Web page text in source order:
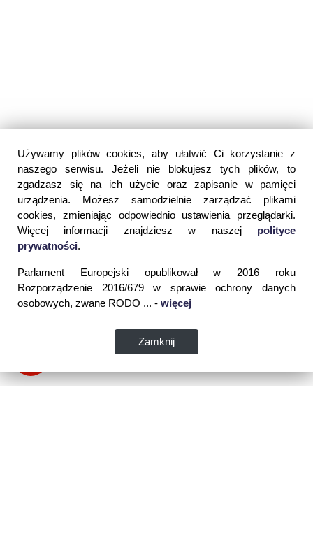
Używamy plików cookies, aby ułatwić Ci korzystanie z
naszego serwisu. Jeżeli nie blokujesz tych plików, to
zgadzasz się na ich użycie oraz zapisanie w pamięci
urządzenia. Możesz samodzielnie zarządzać plikami
cookies, zmieniając odpowiednio ustawienia przeglądarki.
Więcej informacji znajdziesz w naszej polityce
prywatności.
Parlament Europejski opublikował w 2016 roku
Rozporządzenie 2016/679 w sprawie ochrony danych
osobowych, zwane RODO ... - więcej
Zamknij